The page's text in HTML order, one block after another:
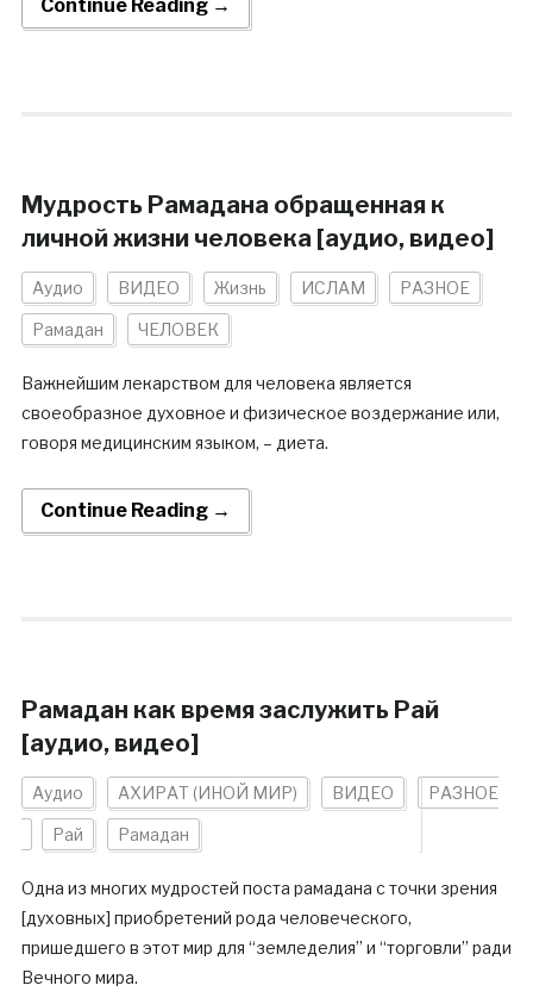
Continue Reading →
Мудрость Рамадана обращенная к
личной жизни человека [аудио, видео]
Аудио ВИДЕО Жизнь ИСЛАМ РАЗНОЕ
Рамадан ЧЕЛОВЕК
Важнейшим лекарством для человека является
своеобразное духовное и физическое воздержание или,
говоря медицинским языком, – диета.
Continue Reading →
Рамадан как время заслужить Рай
[аудио, видео]
Аудио АХИРАТ (ИНОЙ МИР) ВИДЕО РАЗНОЕ
Рай Рамадан
Одна из многих мудростей поста рамадана с точки зрения
[духовных] приобретений рода человеческого,
пришедшего в этот мир для “земледелия” и “торговли” ради
Вечного мира.